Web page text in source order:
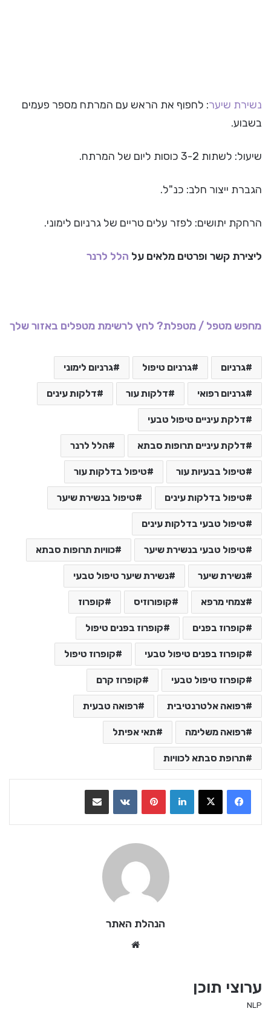
נשירת שיער: לחפוף את הראש עם המרתח מספר פעמים
בשבוע.
שיעול: לשתות 3-2 כוסות ליום של המרתח.
הגברת ייצור חלב: כנ"ל.
הרחקת יתושים: לפזר עלים טריים של גרניום לימוני.
ליצירת קשר ופרטים מלאים על הלל לרנר
מחפש מטפל / מטפלת? לחץ לרשימת מטפלים באזור שלך
גרניום גרניום טיפול גרניום לימוני
גרניום רפואי דלקות עור דלקות עינים
דלקת עיניים טיפול טבעי
דלקת עיניים תרופות סבתא הלל לרנר
טיפול בבעיות עור טיפול בדלקות עור
טיפול בדלקות עינים טיפול בנשירת שיער
טיפול טבעי בדלקות עינים
טיפול טבעי בנשירת שיער כוויות תרופות סבתא
נשירת שיער נשירת שיער טיפול טבעי
צמחי מרפא קופורוזיס קופרוז
קופרוז בפנים קופרוז בפנים טיפול
קופרוז בפנים טיפול טבעי קופרוז טיפול
קופרוז טיפול טבעי קופרוז קרם
רפואה אלטרנטיבית רפואה טבעית
רפואה משלימה תאי אפיתל
תרופת סבתא לכוויות
LinkedIn
VKontakte
הנהלת האתר
ערוצי תוכן
NLP